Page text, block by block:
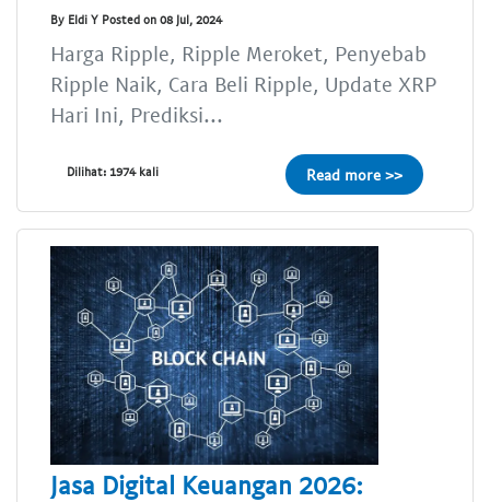
By Eldi Y Posted on 08 Jul, 2024
Harga Ripple, Ripple Meroket, Penyebab
Ripple Naik, Cara Beli Ripple, Update XRP
Hari Ini, Prediksi...
Dilihat: 1974 kali Read more >>
Jasa Digital Keuangan 2026: